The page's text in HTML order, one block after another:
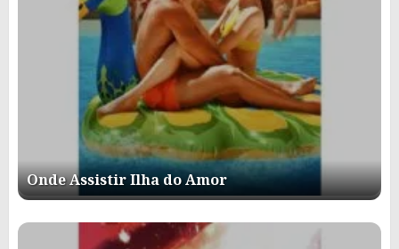
Onde Assistir Ilha do Amor